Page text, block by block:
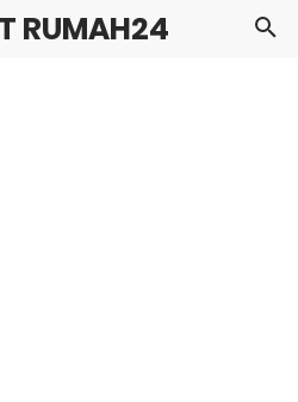
RUMAH24